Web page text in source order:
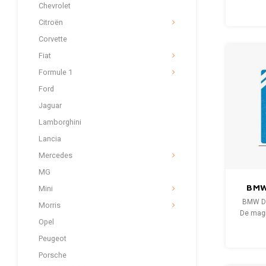
Chevrolet
Citroën
Corvette
Fiat
Formule 1
Ford
Jaguar
Lamborghini
Lancia
Mercedes
MG
Mini
Morris
Opel
Peugeot
Porsche
BMW
De